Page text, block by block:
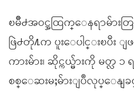
ၿမိဳ႕အဝင္အထြက္ေနရာမ်ား
ဖြဲ႕တို႔က ပူးေပါင္းၿပီး
ကားမ်ား၊ ဆိုင္ကယ္မ်ားကို မတ္
စစ္ေဆးမႈမ်ားျပဳလုပ္ေနျခ